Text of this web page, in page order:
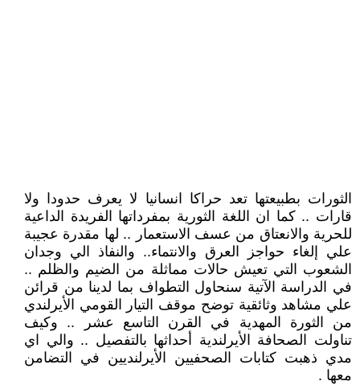
الثورات بطبيعتها تعد حراكا انسانيا لا يعرف حدودا ولا
قارات .. كما ان اللغة الثورية بمفرداتها الفريدة الداعية
للحرية والانعتاق من عسف الاستعمار .. لها مقدرة عجيبة
علي إلغاء حواجز العرق والانتماء.. والنفاذ الي وجدان
الشعوب التي تعيش حالات مماثلة من الضيم والظلم ..
في الدراسة الآتية سنحاول التطواف بما لدينا من قرائن
علي مشاهد وثائقية توضح موقف التيار القومي الأيرلندي
من الثورة المهدية في القرن التاسع عشر .. وكيف
تناولت الصحافة الأيرلندية أحداثها بالتفصيل .. والي اي
مدي ذهبت كتابات الصحفيين الأيرلنديين في التضامن
معها .